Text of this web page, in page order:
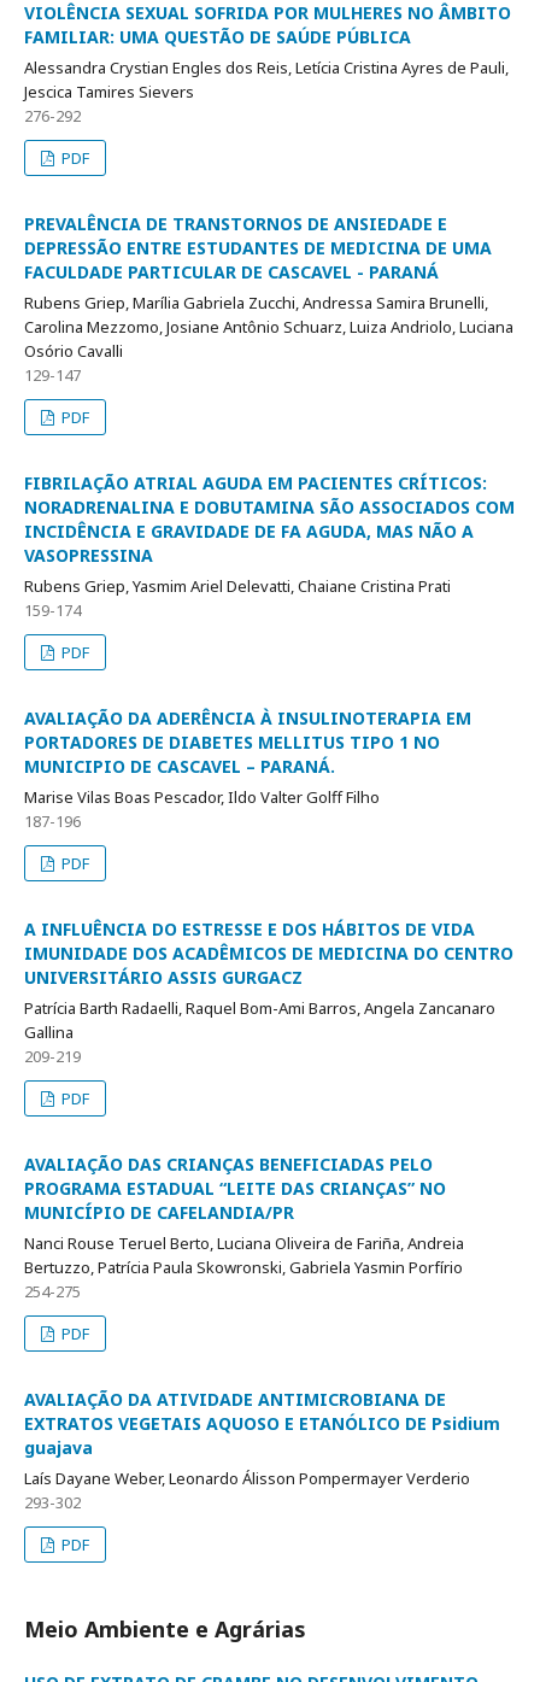
VIOLÊNCIA SEXUAL SOFRIDA POR MULHERES NO ÂMBITO
FAMILIAR: UMA QUESTÃO DE SAÚDE PÚBLICA
Alessandra Crystian Engles dos Reis, Letícia Cristina Ayres de Pauli,
Jescica Tamires Sievers
276-292
PDF
PREVALÊNCIA DE TRANSTORNOS DE ANSIEDADE E
DEPRESSÃO ENTRE ESTUDANTES DE MEDICINA DE UMA
FACULDADE PARTICULAR DE CASCAVEL - PARANÁ
Rubens Griep, Marília Gabriela Zucchi, Andressa Samira Brunelli,
Carolina Mezzomo, Josiane Antônio Schuarz, Luiza Andriolo, Luciana
Osório Cavalli
129-147
PDF
FIBRILAÇÃO ATRIAL AGUDA EM PACIENTES CRÍTICOS:
NORADRENALINA E DOBUTAMINA SÃO ASSOCIADOS COM
INCIDÊNCIA E GRAVIDADE DE FA AGUDA, MAS NÃO A
VASOPRESSINA
Rubens Griep, Yasmim Ariel Delevatti, Chaiane Cristina Prati
159-174
PDF
AVALIAÇÃO DA ADERÊNCIA À INSULINOTERAPIA EM
PORTADORES DE DIABETES MELLITUS TIPO 1 NO
MUNICIPIO DE CASCAVEL – PARANÁ.
Marise Vilas Boas Pescador, Ildo Valter Golff Filho
187-196
PDF
A INFLUÊNCIA DO ESTRESSE E DOS HÁBITOS DE VIDA
IMUNIDADE DOS ACADÊMICOS DE MEDICINA DO CENTRO
UNIVERSITÁRIO ASSIS GURGACZ
Patrícia Barth Radaelli, Raquel Bom-Ami Barros, Angela Zancanaro
Gallina
209-219
PDF
AVALIAÇÃO DAS CRIANÇAS BENEFICIADAS PELO
PROGRAMA ESTADUAL “LEITE DAS CRIANÇAS” NO
MUNICÍPIO DE CAFELANDIA/PR
Nanci Rouse Teruel Berto, Luciana Oliveira de Fariña, Andreia
Bertuzzo, Patrícia Paula Skowronski, Gabriela Yasmin Porfírio
254-275
PDF
AVALIAÇÃO DA ATIVIDADE ANTIMICROBIANA DE
EXTRATOS VEGETAIS AQUOSO E ETANÓLICO DE Psidium
guajava
Laís Dayane Weber, Leonardo Álisson Pompermayer Verderio
293-302
PDF
Meio Ambiente e Agrárias